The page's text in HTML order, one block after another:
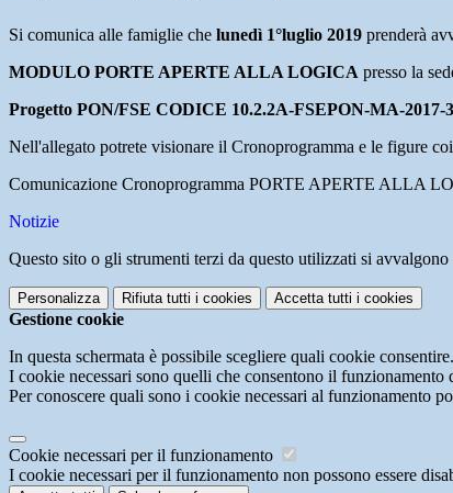
Si comunica alle famiglie che lunedì 1°luglio 2019 prenderà
MODULO PORTE APERTE ALLA LOGICA presso la
Progetto PON/FSE CODICE 10.2.2A-FSEPON-MA-2017-
Nell'allegato potrete visionare il Cronoprogramma e le figure
Comunicazione Cronoprogramma PORTE APERTE ALLA
Notizie
Questo sito o gli strumenti terzi da questo utilizzati si
Personalizza Rifiuta tutti i cookies Accetta tutti i cookies
Gestione cookie
In questa schermata è possibile scegliere quali cookie consentire.
I cookie necessari sono quelli che consentono il
Per conoscere quali sono i cookie necessari al funzionamento
Cookie necessari per il funzionamento
I cookie necessari per il funzionamento non possono essere